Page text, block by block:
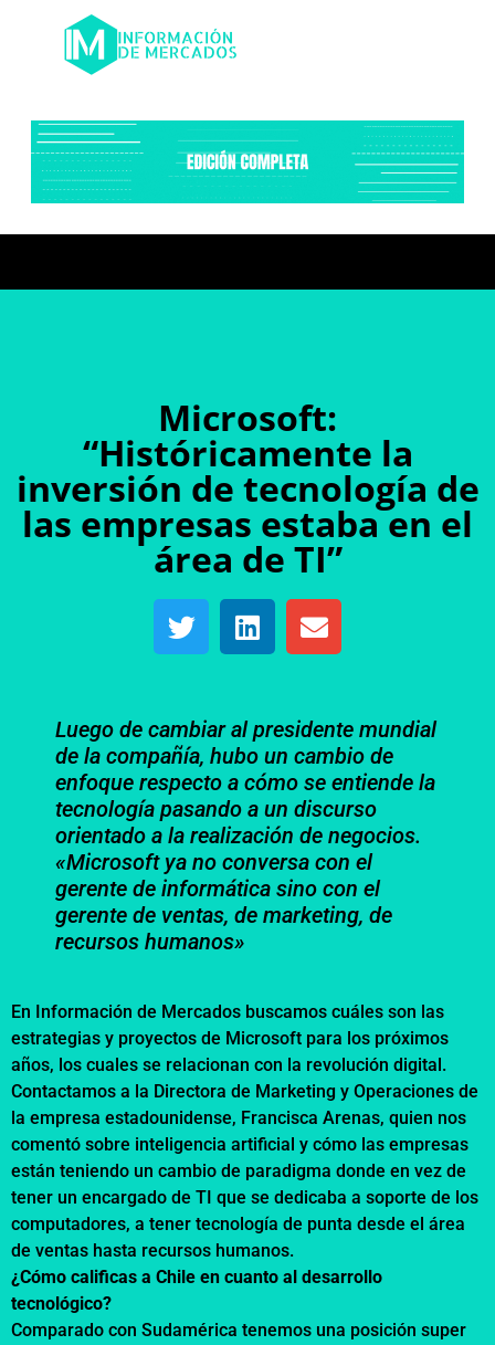
Microsoft:
“Históricamente la
inversión de tecnología de
las empresas estaba en el
área de TI”
Luego de cambiar al presidente mundial
de la compañía, hubo un cambio de
enfoque respecto a cómo se entiende la
tecnología pasando a un discurso
orientado a la realización de negocios.
«Microsoft ya no conversa con el
gerente de informática sino con el
gerente de ventas, de marketing, de
recursos humanos»
En Información de Mercados buscamos cuáles son las
estrategias y proyectos de Microsoft para los próximos
años, los cuales se relacionan con la revolución digital.
Contactamos a la Directora de Marketing y Operaciones de
la empresa estadounidense, Francisca Arenas, quien nos
comentó sobre inteligencia artificial y cómo las empresas
están teniendo un cambio de paradigma donde en vez de
tener un encargado de TI que se dedicaba a soporte de los
computadores, a tener tecnología de punta desde el área
de ventas hasta recursos humanos.
¿Cómo calificas a Chile en cuanto al desarrollo
tecnológico?
Comparado con Sudamérica tenemos una posición super